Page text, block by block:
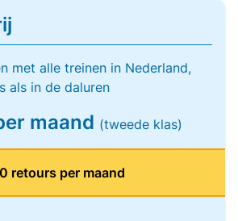
met alle treinen in Nederland,
als in de daluren
maand (tweede klas)
retours per maand